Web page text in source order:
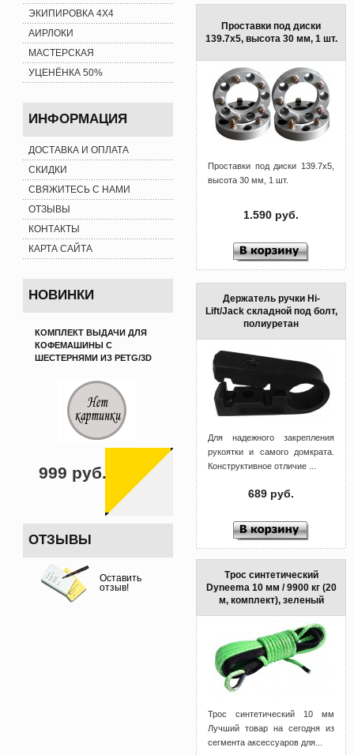
ЭКИПИРОВКА 4X4
АИРЛОКИ
МАСТЕРСКАЯ
УЦЕНЁНКА 50%
ИНФОРМАЦИЯ
ДОСТАВКА И ОПЛАТА
СКИДКИ
СВЯЖИТЕСЬ С НАМИ
ОТЗЫВЫ
КОНТАКТЫ
КАРТА САЙТА
НОВИНКИ
КОМПЛЕКТ ВЫДАЧИ ДЛЯ
КОФЕМАШИНЫ С
ШЕСТЕРНЯМИ ИЗ PETG/3D
999 руб.
ОТЗЫВЫ
Оставить
отзыв!
Проставки под диски
139.7x5, высота 30 мм, 1 шт.
Проставки под диски 139.7x5,
высота 30 мм, 1 шт.
1.590 руб.
Держатель ручки Hi-
Lift/Jack складной под болт,
полиуретан
Для надежного закрепления
рукоятки и самого домкрата.
Конструктивное отличие ...
689 руб.
Трос синтетический
Dyneema 10 мм / 9900 кг (20
м, комплект), зеленый
Трос синтетический 10 мм
Лучший товар на сегодня из
сегмента аксессуаров для...